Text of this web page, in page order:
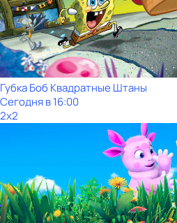
Губка Боб Квадратные Штаны
Сегодня в 16:00
2x2